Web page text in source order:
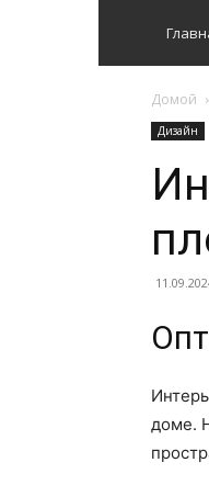
Домой
Дизайн
доме.